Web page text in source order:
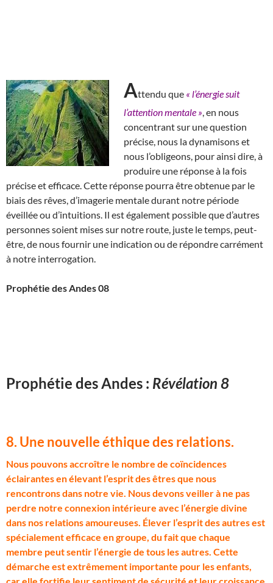
Attendu que « l’énergie suit
l’attention mentale » , en nous
concentrant sur une question
précise, nous la dynamisons et
nous l’obligeons, pour ainsi dire, à
produire une réponse à la fois
précise et efficace. Cette réponse pourra être obtenue par le
biais des rêves, d’imagerie mentale durant notre période
éveillée ou d’intuitions. Il est également possible que d’autres
personnes soient mises sur notre route, juste le temps, peut-
être, de nous fournir une indication ou de répondre carrément
à notre interrogation.
Prophétie des Andes 08
Prophétie des Andes : Révélation 8
8. Une nouvelle éthique des relations.
Nous pouvons accroître le nombre de coïncidences
éclairantes en élevant l’esprit des êtres que nous
rencontrons dans notre vie. Nous devons veiller à ne pas
perdre notre connexion intérieure avec l’énergie divine
dans nos relations amoureuses. Élever l’esprit des autres est
spécialement efficace en groupe, du fait que chaque
membre peut sentir l’énergie de tous les autres. Cette
démarche est extrêmement importante pour les enfants,
car elle fortifie leur sentiment de sécurité et leur croissance